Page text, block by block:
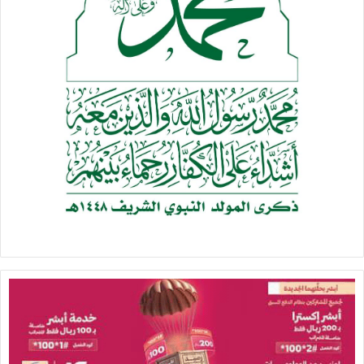
وأضاف:” نحن الشعب اليمني، انتهجنا طريق النضال، ومدرسة
الإمام السيد علي الخامنئي. وكانت له مكانة خاصة في العالم
العربي والإسلامي، وفقدانه فاجعة عظيمة لنا، لكن الأثر البالغ الذي
تركه استشهاده على الشعب الإيراني والأمة العربية والإسلامية
يُظهر أن الله تعالى قد أنعم عليه بنهاية مباركة اقترنت بالشهادة،
أي بنصر عظيم، لقد نصر الإسلام في حياته وبعد استشهاده، ورحل
عنا وقد كرّس حياته كلها لخدمة الإسلام والمسلمين”.